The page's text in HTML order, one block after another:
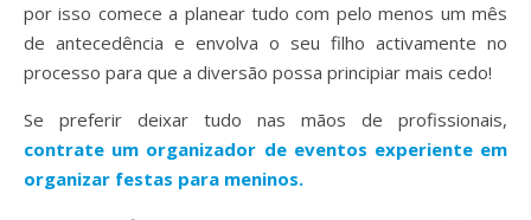
por isso comece a planear tudo com pelo menos um mês
de antecedência e envolva o seu filho activamente no
processo para que a diversão possa principiar mais cedo!
Se preferir deixar tudo nas mãos de profissionais,
contrate um organizador de eventos experiente em
organizar festas para meninos.